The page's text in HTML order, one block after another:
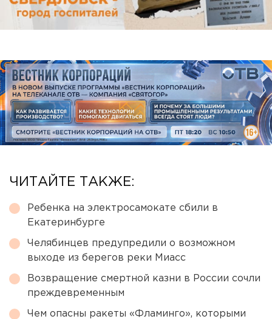
ЧИТАЙТЕ ТАКЖЕ:
Ребенка на электросамокате сбили в
Екатеринбурге
Челябинцев предупредили о возможном
выходе из берегов реки Миасс
Возвращение смертной казни в России сочли
преждевременным
Чем опасны ракеты «Фламинго», которыми